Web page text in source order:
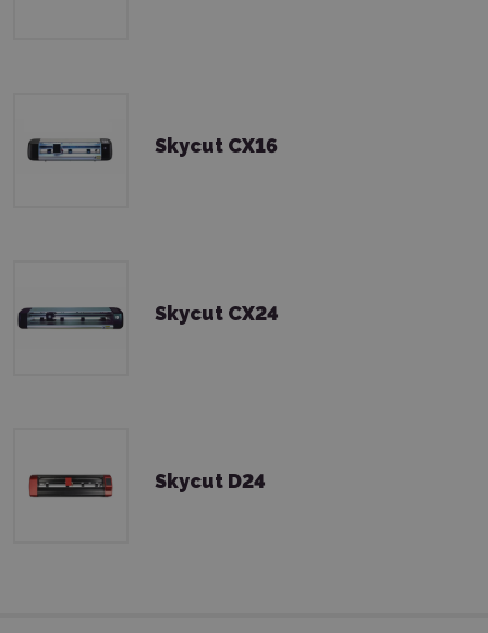
Skycut CX16
Skycut CX24
Skycut D24